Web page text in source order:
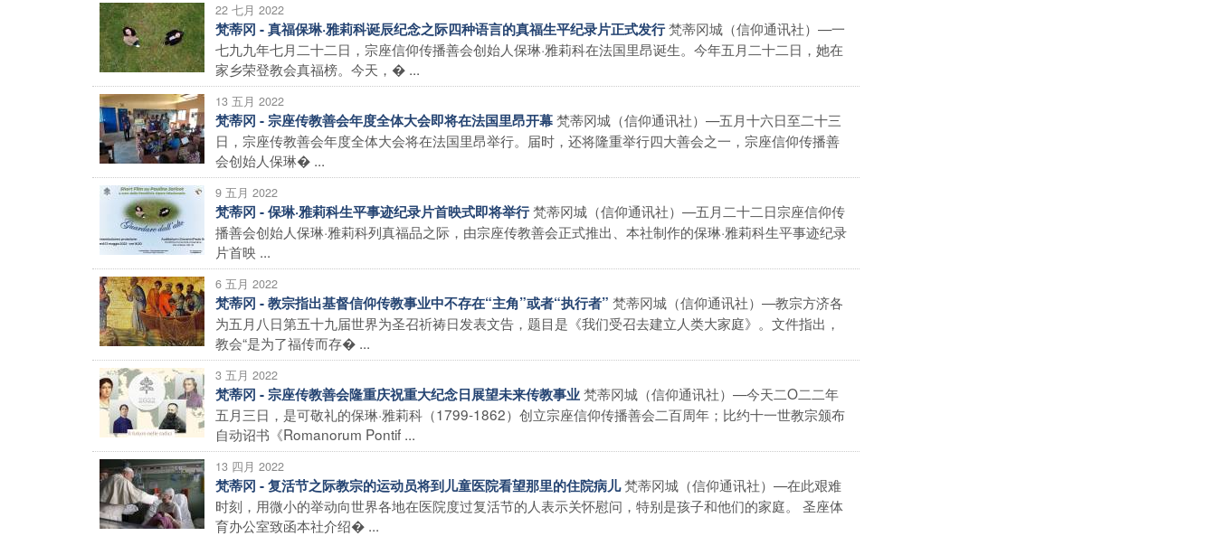
22 七月 2022
梵蒂冈 - 真福保琳·雅莉科诞辰纪念之际四种语言的真福生平纪录片正式发行梵蒂冈城（信仰通讯社）—一
七九九年七月二十二日，宗座信仰传播善会创始人保琳·雅莉科在法国里昂诞生。今年五月二十二日，她在
家乡荣登教会真福榜。今天，� ...
13 五月 2022
梵蒂冈 - 宗座传教善会年度全体大会即将在法国里昂开幕梵蒂冈城（信仰通讯社）—五月十六日至二十三
日，宗座传教善会年度全体大会将在法国里昂举行。届时，还将隆重举行四大善会之一，宗座信仰传播善
会创始人保琳� ...
9 五月 2022
梵蒂冈 - 保琳·雅莉科生平事迹纪录片首映式即将举行梵蒂冈城（信仰通讯社）—五月二十二日宗座信仰传
播善会创始人保琳·雅莉科列真福品之际，由宗座传教善会正式推出、本社制作的保琳·雅莉科生平事迹纪录
片首映 ...
6 五月 2022
梵蒂冈 - 教宗指出基督信仰传教事业中不存在“主角”或者“执行者” 梵蒂冈城（信仰通讯社）—教宗方济各
为五月八日第五十九届世界为圣召祈祷日发表文告，题目是《我们受召去建立人类大家庭》。文件指出，
教会“是为了福传而存� ...
3 五月 2022
梵蒂冈 - 宗座传教善会隆重庆祝重大纪念日展望未来传教事业梵蒂冈城（信仰通讯社）—今天二O二二年
五月三日，是可敬礼的保琳·雅莉科（1799-1862）创立宗座信仰传播善会二百周年；比约十一世教宗颁布
自动诏书《Romanorum Pontif ...
13 四月 2022
梵蒂冈 - 复活节之际教宗的运动员将到儿童医院看望那里的住院病儿梵蒂冈城（信仰通讯社）—在此艰难
时刻，用微小的举动向世界各地在医院度过复活节的人表示关怀慰问，特别是孩子和他们的家庭。 圣座体
育办公室致函本社介绍� ...